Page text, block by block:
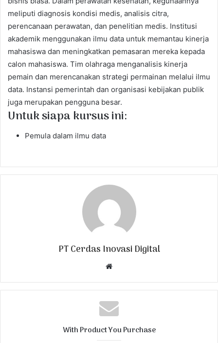
meliputi diagnosis kondisi medis, analisis citra,
perencanaan perawatan, dan penelitian medis. Institusi
akademik menggunakan ilmu data untuk memantau kinerja
mahasiswa dan meningkatkan pemasaran mereka kepada
calon mahasiswa. Tim olahraga menganalisis kinerja
pemain dan merencanakan strategi permainan melalui ilmu
data. Instansi pemerintah dan organisasi kebijakan publik
juga merupakan pengguna besar.
Untuk siapa kursus ini:
Pemula dalam ilmu data
PT Cerdas Inovasi Digital
b
s
i
With Product You Purchase